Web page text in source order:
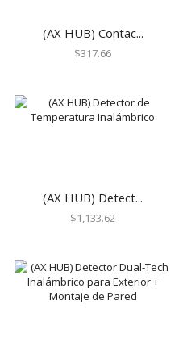
(AX HUB) Contac...
$317.66
(AX HUB) Detect...
$1,133.62